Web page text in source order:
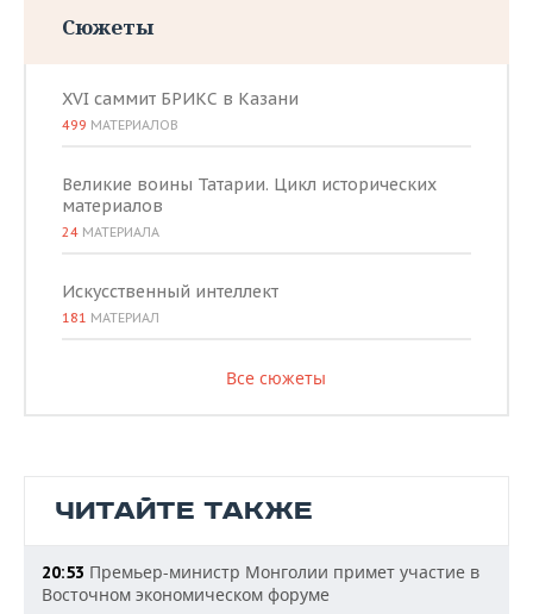
Сюжеты
XVI саммит БРИКС в Казани
499 МАТЕРИАЛОВ
Великие воины Татарии. Цикл исторических
материалов
24 МАТЕРИАЛА
Искусственный интеллект
181 МАТЕРИАЛ
Все сюжеты
ЧИТАЙТЕ ТАКЖЕ
20:53 Премьер-министр Монголии примет участие в
Восточном экономическом форуме